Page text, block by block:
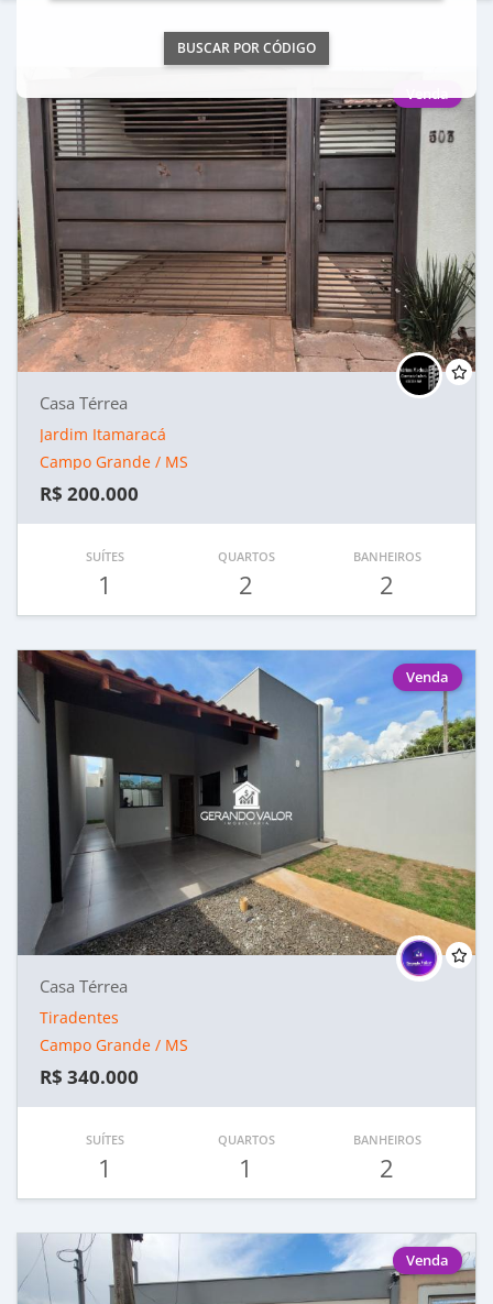
BUSCAR POR CÓDIGO
Venda
Casa Térrea
Jardim Itamaracá
Campo Grande / MS
R$ 200.000
SUÍTES
1
QUARTOS
2
BANHEIROS
2
Venda
Casa Térrea
Tiradentes
Campo Grande / MS
R$ 340.000
SUÍTES
1
QUARTOS
1
BANHEIROS
2
Venda